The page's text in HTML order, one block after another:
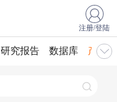
注册/登陆
研究报告 数据库 产业